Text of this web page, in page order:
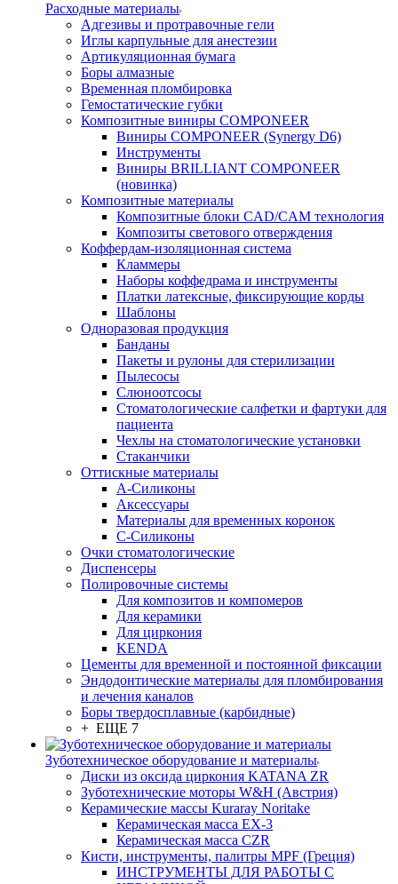
Расходные материалы
Адгезивы и протравочные гели
Иглы карпульные для анестезии
Артикуляционная бумага
Боры алмазные
Временная пломбировка
Гемостатические губки
Композитные виниры COMPONEER
Виниры COMPONEER (Synergy D6)
Инструменты
Виниры BRILLIANT COMPONEER
(новинка)
Композитные материалы
Композитные блоки CAD/СAM технология
Композиты светового отверждения
Коффердам-изоляционная система
Кламмеры
Наборы коффедрама и инструменты
Платки латексные, фиксирующие корды
Шаблоны
Одноразовая продукция
Банданы
Пакеты и рулоны для стерилизации
Пылесосы
Слюноотсосы
Стоматологические салфетки и фартуки для
пациента
Чехлы на стоматологические установки
Стаканчики
Оттискные материалы
А-Силиконы
Аксессуары
Материалы для временных коронок
С-Силиконы
Очки стоматологические
Диспенсеры
Полировочные системы
Для композитов и компомеров
Для керамики
Для циркония
KENDA
Цементы для временной и постоянной фиксации
Эндодонтические материалы для пломбирования
и лечения каналов
Боры твердосплавные (карбидные)
+ ЕЩЕ 7
Зуботехническое оборудование и материалы
Диски из оксида циркония KATANA ZR
Зуботехнические моторы W&H (Австрия)
Керамические массы Kuraray Noritake
Керамическая масса EX-3
Керамическая масса CZR
Кисти, инструменты, палитры MPF (Греция)
ИНСТРУМЕНТЫ ДЛЯ РАБОТЫ С